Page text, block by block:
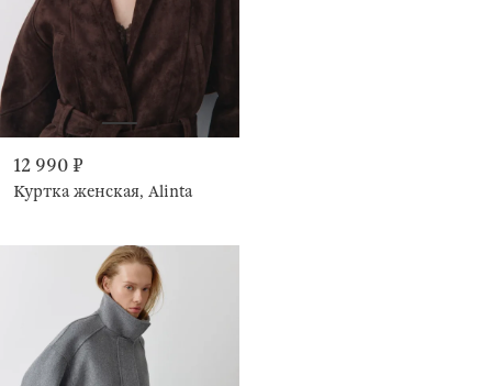
12 990 ₽
Куртка женская, Alinta